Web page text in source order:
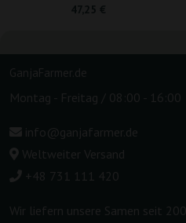
47,25 €
GanjaFarmer.de
Montag - Freitag / 08:00 - 16:00
info@ganjafarmer.de
Weltweiter Versand
+48 731 111 420
Wir liefern unsere Samen seit